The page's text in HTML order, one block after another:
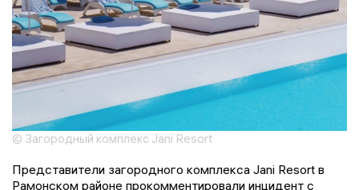
© Загородный комплекс Jani Resort
Представители загородного комплекса Jani Resort в
Рамонском районе прокомментировали инцидент с